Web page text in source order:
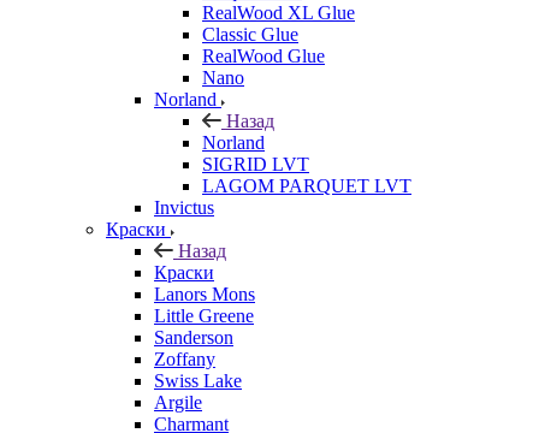
RealWood XL Glue
Classic Glue
RealWood Glue
Nano
Norland
Назад
Norland
SIGRID LVT
LAGOM PARQUET LVT
Invictus
Краски
Назад
Краски
Lanors Mons
Little Greene
Sanderson
Zoffany
Swiss Lake
Argile
Charmant